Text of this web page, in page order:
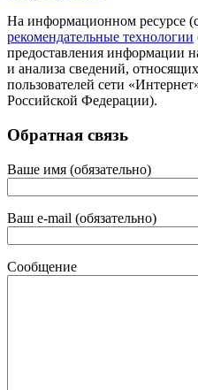
На информационном ресурсе
рекомендательные технологии
предоставления информации
и анализа сведений,
пользователей сети
Российской Федерации).
Обратная связь
Ваше имя (обязательно)
Ваш e-mail (обязательно)
Сообщение